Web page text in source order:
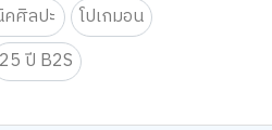
คศิลปะ
โปเกมอน
25 ปี B2S